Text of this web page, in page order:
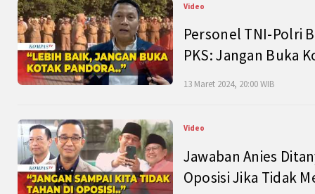
Video
Personel TNI-Polri
PKS: Jangan Buka
13 Maret 2024, 20:00 WIB
Video
Jawaban Anies
Oposisi Jika Tidak